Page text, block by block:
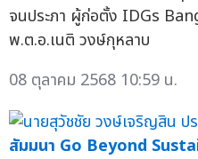
จนประภา ผู้ก่อตั้ง IDGs
พ.ต.อ.เนติ วงษ์กุหลาบ
08 ตุลาคม 2568 10:59 น.
สัมมนา Go Beyond